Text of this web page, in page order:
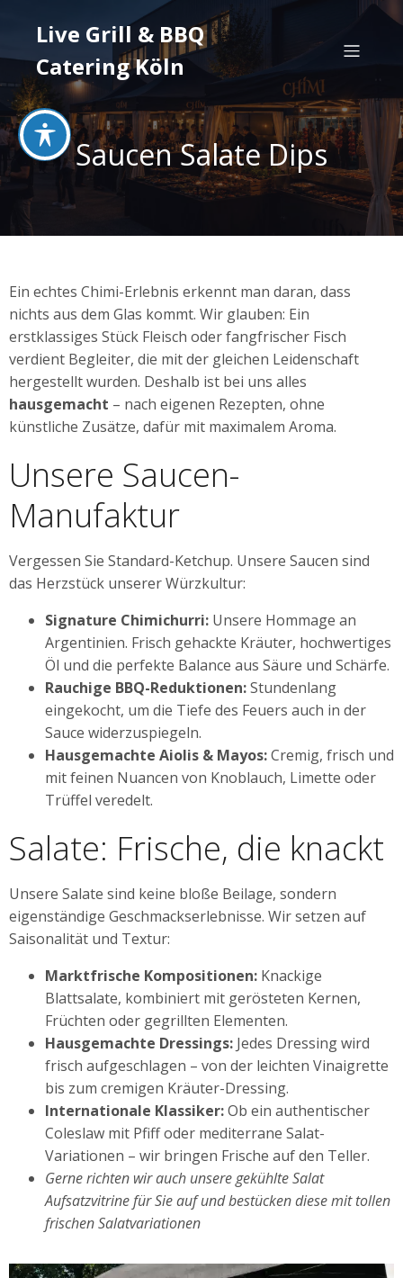
Live Grill & BBQ
Catering Köln
Saucen Salate Dips
Ein echtes Chimi-Erlebnis erkennt man daran, dass
nichts aus dem Glas kommt. Wir glauben: Ein
erstklassiges Stück Fleisch oder fangfrischer Fisch
verdient Begleiter, die mit der gleichen Leidenschaft
hergestellt wurden. Deshalb ist bei uns alles
hausgemacht – nach eigenen Rezepten, ohne
künstliche Zusätze, dafür mit maximalem Aroma.
Unsere Saucen-
Manufaktur
Vergessen Sie Standard-Ketchup. Unsere Saucen sind
das Herzstück unserer Würzkultur:
Signature Chimichurri: Unsere Hommage an
Argentinien. Frisch gehackte Kräuter, hochwertiges
Öl und die perfekte Balance aus Säure und Schärfe.
Rauchige BBQ-Reduktionen:Stundenlang
eingekocht, um die Tiefe des Feuers auch in der
Sauce widerzuspiegeln.
Hausgemachte Aiolis & Mayos:Cremig, frisch und
mit feinen Nuancen von Knoblauch, Limette oder
Trüffel veredelt.
Salate: Frische, die knackt
Unsere Salate sind keine bloße Beilage, sondern
eigenständige Geschmackserlebnisse. Wir setzen auf
Saisonalität und Textur:
Marktfrische Kompositionen: Knackige
Blattsalate, kombiniert mit gerösteten Kernen,
Früchten oder gegrillten Elementen.
Hausgemachte Dressings: Jedes Dressing wird
frisch aufgeschlagen – von der leichten Vinaigrette
bis zum cremigen Kräuter-Dressing.
Internationale Klassiker:Ob ein authentischer
Coleslaw mit Pfiff oder mediterrane Salat-
Variationen – wir bringen Frische auf den Teller.
Gerne richten wir auch unsere gekühlte Salat
Aufsatzvitrine für Sie auf und bestücken diese mit tollen
frischen Salatvariationen